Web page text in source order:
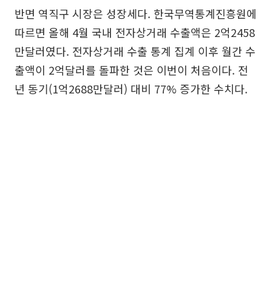
반면 역직구 시장은 성장세다. 한국무역통계진흥원에
따르면 올해 4월 국내 전자상거래 수출액은 2억2458
만달러였다. 전자상거래 수출 통계 집계 이후 월간 수
출액이 2억달러를 돌파한 것은 이번이 처음이다. 전
년 동기(1억2688만달러) 대비 77% 증가한 수치다.